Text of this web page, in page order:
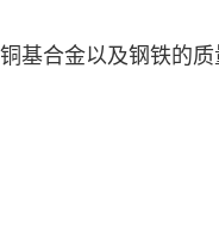
基合金以及钢铁的